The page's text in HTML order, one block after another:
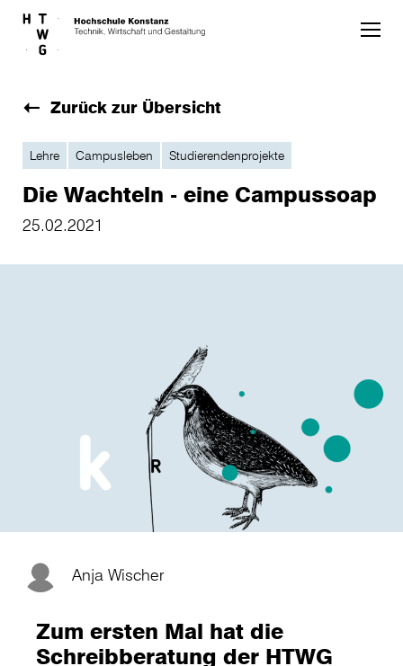
Skip to main content
Zurück zur Übersicht
Lehre Campusleben Studierendenprojekte
Die Wachteln - eine Campussoap
25.02.2021
Anja Wischer
Zum ersten Mal hat die
Schreibberatung der HTWG